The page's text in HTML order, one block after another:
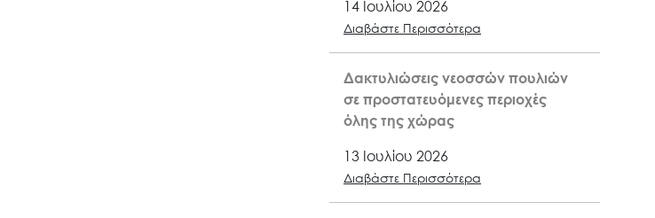
14 Ιουλίου 2026
Διαβάστε Περισσότερα
Δακτυλιώσεις νεοσσών πουλιών
σε προστατευόμενες περιοχές
όλης της χώρας
13 Ιουλίου 2026
Διαβάστε Περισσότερα